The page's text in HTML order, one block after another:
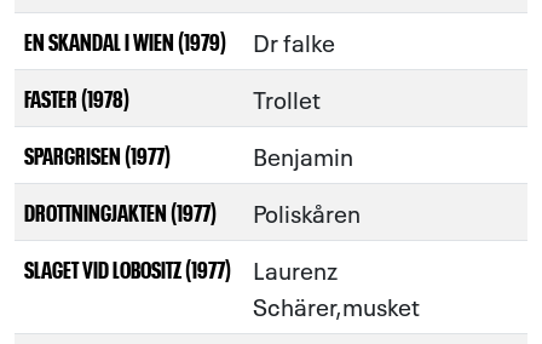
EN SKANDAL I WIEN (1979) Dr falke
FASTER (1978) Trollet
SPARGRISEN (1977) Benjamin
DROTTNINGJAKTEN (1977) Poliskåren
SLAGET VID LOBOSITZ (1977)
Laurenz
Schärer,musket